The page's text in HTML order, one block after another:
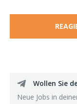
Wollen Sie
Neue Jobs in